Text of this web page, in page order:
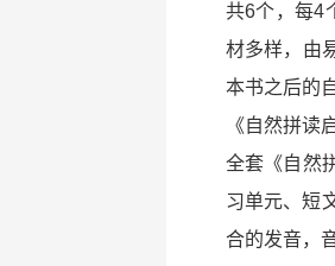
共6个，每4
材多样，由
本书之后的
《自然拼读
全套《自然
习单元、短
合的发音，